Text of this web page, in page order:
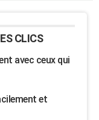
CLICS
avec ceux qui
et